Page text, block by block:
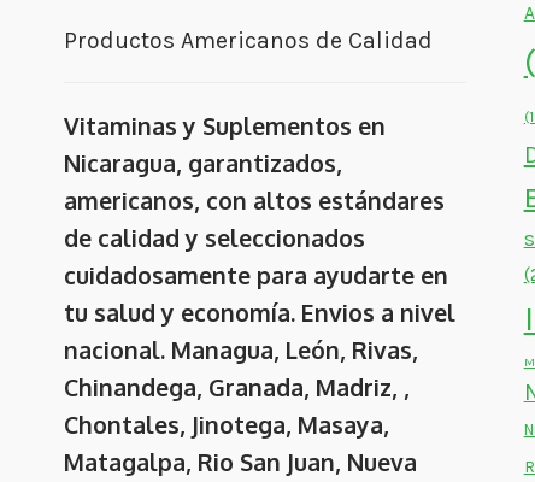
Productos Americanos de Calidad
Vitaminas y Suplementos en
Nicaragua, garantizados,
americanos, con altos estándares
de calidad y seleccionados
cuidadosamente para ayudarte en
tu salud y economía. Envios a nivel
nacional. Managua, León, Rivas,
Chinandega, Granada, Madriz, ,
Chontales, Jinotega, Masaya,
Matagalpa, Rio San Juan, Nueva